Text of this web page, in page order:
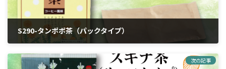
S290-タンポポ茶（パックタイプ）
次の記事